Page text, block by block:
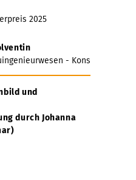
2025
- Konstruktiver
und
durch Johanna